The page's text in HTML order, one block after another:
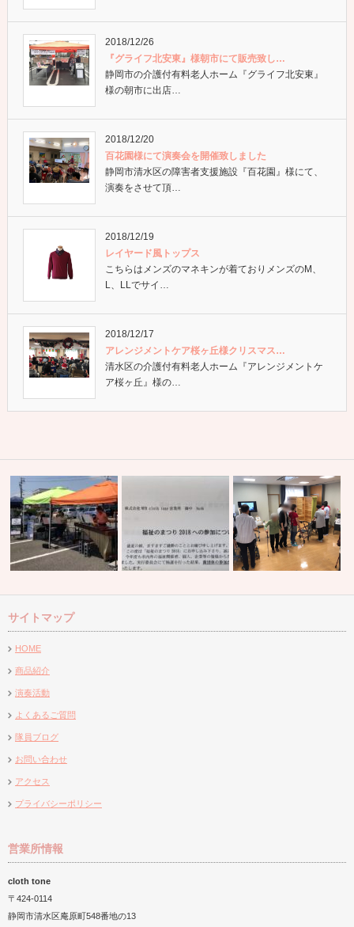
2018/12/26
『グライフ北安東』様朝市にて販売致し…
静岡市の介護付有料老人ホーム『グライフ北安東』
様の朝市に出店…
2018/12/20
百花園様にて演奏会を開催致しました
静岡市清水区の障害者支援施設『百花園』様にて、
演奏をさせて頂…
2018/12/19
レイヤード風トップス
こちらはメンズのマネキンが着ておりメンズのM、
L、LLでサイ…
2018/12/17
アレンジメントケア桜ヶ丘様クリスマス…
清水区の介護付有料老人ホーム『アレンジメントケ
ア桜ヶ丘』様の…
丘様ク
3周年のセレクトプラザ
『あおば』様にて販売会
サイトマップ
HOME
商品紹介
演奏活動
よくあるご質問
隊員ブログ
お問い合わせ
アクセス
プライバシーポリシー
営業所情報
cloth tone
〒424-0114
静岡市清水区庵原町548番地の13